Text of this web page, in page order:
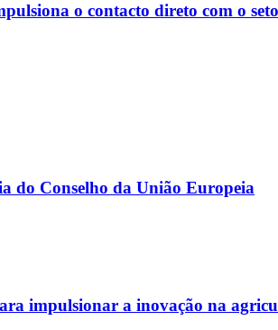
o contacto direto com o
do Conselho da União Europeia
impulsionar a inovação na